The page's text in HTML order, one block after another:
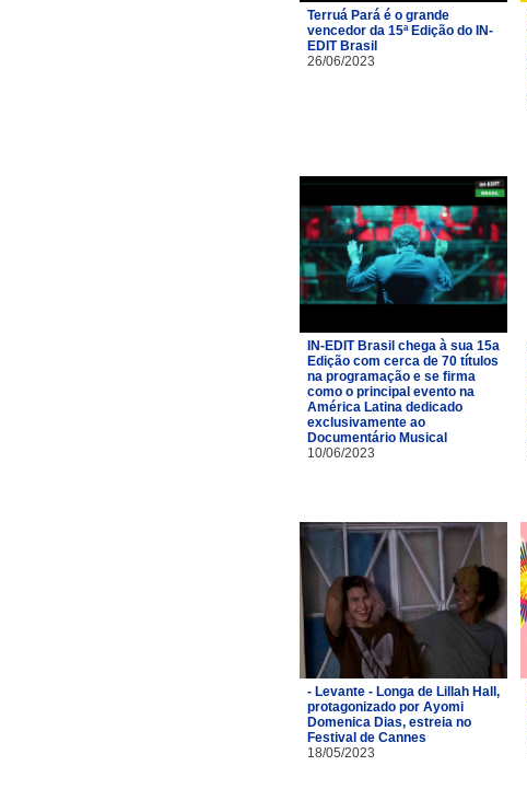
Terruá Pará é o grande
vencedor da 15ª Edição do IN-
EDIT Brasil
26/06/2023
IN-EDIT Brasil chega à sua 15a
Edição com cerca de 70 títulos
na programação e se firma
como o principal evento na
América Latina dedicado
exclusivamente ao
Documentário Musical
10/06/2023
- Levante - Longa de Lillah Hall,
protagonizado por Ayomi
Domenica Dias, estreia no
Festival de Cannes
18/05/2023